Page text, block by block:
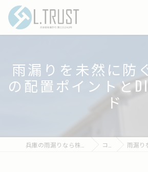
雨漏りを未然に防
の配置ポイントと
ド
コラム 雨漏りを未然